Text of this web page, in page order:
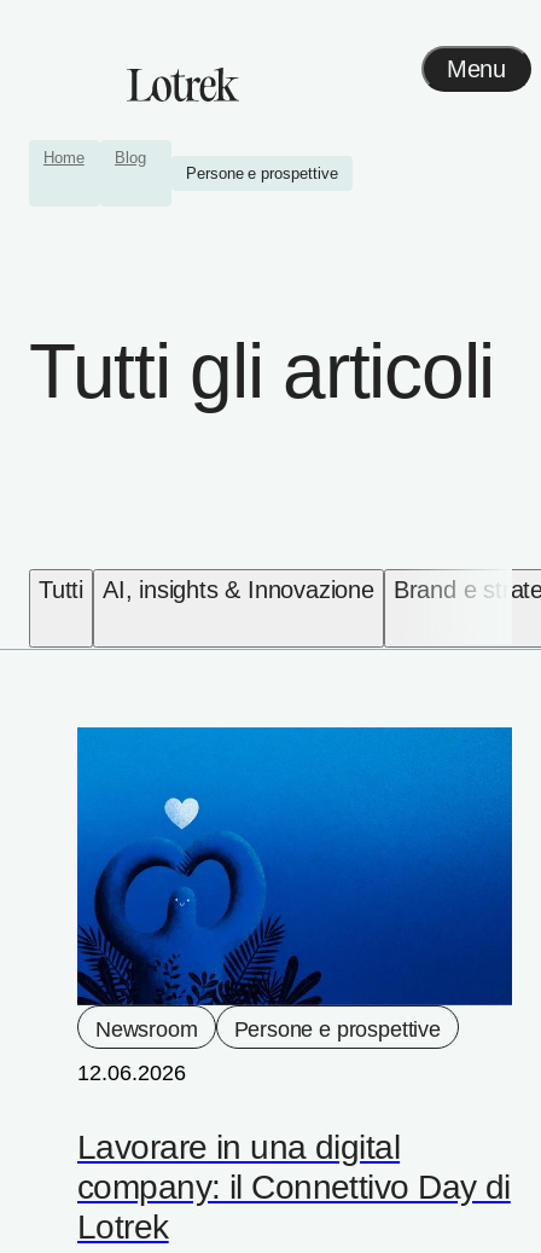
Menu
Home
Blog
Persone e prospettive
Tutti gli articoli
Tutti AI, insights & Innovazione Brand e
Newsroom
Persone e prospettive
12.06.2026
Lavorare in una digital
company: il Connettivo Day di
Lotrek